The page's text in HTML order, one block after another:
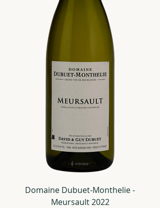
Domaine Dubuet-Monthelie -
Meursault 2022